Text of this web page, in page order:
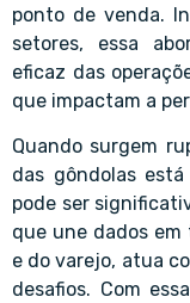
ponto de venda.
setores, essa
eficaz das
que impactam a
Quando surgem
das gôndolas
pode ser
que une dados
e do varejo, atua
desafios. Com